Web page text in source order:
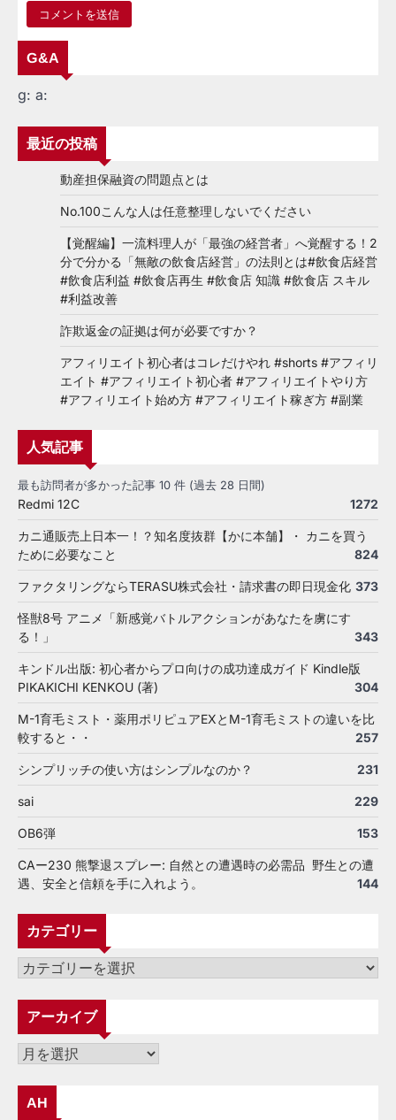
G&A
g: a:
最近の投稿
動産担保融資の問題点とは
No.100こんな人は任意整理しないでください
【覚醒編】一流料理人が「最強の経営者」へ覚醒する！2
分で分かる「無敵の飲食店経営」の法則とは#飲食店経営
#飲食店利益 #飲食店再生 #飲食店 知識 #飲食店 スキル
#利益改善
詐欺返金の証拠は何が必要ですか？
アフィリエイト初心者はコレだけやれ #shorts #アフィリ
エイト #アフィリエイト初心者 #アフィリエイトやり方
#アフィリエイト始め方 #アフィリエイト稼ぎ方 #副業
人気記事
最も訪問者が多かった記事 10 件 (過去 28 日間)
Redmi 12C 1272
カニ通販売上日本一！？知名度抜群【かに本舗】・ カニを買う
ために必要なこと
824
ファクタリングならTERASU株式会社・請求書の即日現金化 373
怪獣8号 アニメ「新感覚バトルアクションがあなたを虜にす
る！」
343
キンドル出版: 初心者からプロ向けの成功達成ガイド Kindle版
PIKAKICHI KENKOU (著)
304
M-1育毛ミスト・薬用ポリピュアEXとM-1育毛ミストの違いを比
較すると・・
257
シンプリッチの使い方はシンプルなのか？ 231
sai 229
OB6弾 153
CAー230 熊撃退スプレー: 自然との遭遇時の必需品 野生との遭
遇、安全と信頼を手に入れよう。
144
カテゴリー
カ
ゴ
リ
ー
アーカイブ
ア
カAH